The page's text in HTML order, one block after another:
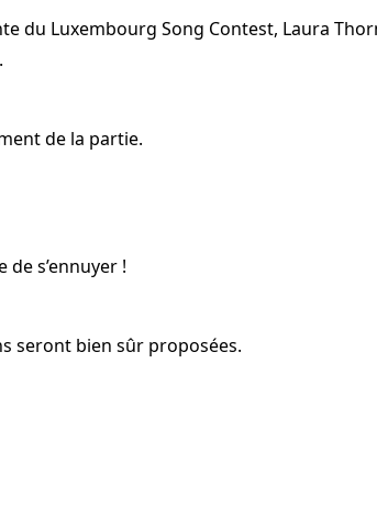
Luxembourg Song Contest, Laura
de la partie.
s’ennuyer !
seront bien sûr proposées.